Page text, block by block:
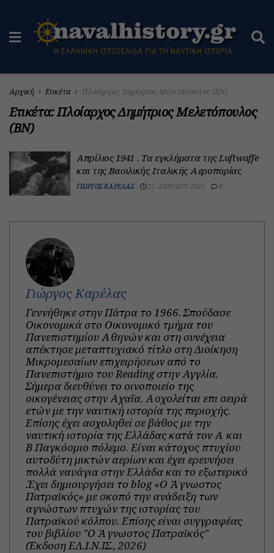
Αρχική Ετικέτα Πλοίαρχος Δημήτριος Μελετόπουλος (ΒΝ)
Ετικέτα:Πλοίαρχος Δημήτριος Μελετόπουλος
(ΒΝ)
Απρίλιος 1941 . Τα εγκλήματα της Luftwaffe
και της Βασιλικής Ιταλικής Αεροπορίας
ΓΙΏΡΓΟΣ ΚΑΡΈΛΑΣ 22 ΑΠΡΙΛΊΟΥ 2025 0
Γιώργος Καρέλας
Γεννήθηκε στην Πάτρα το 1966. Σπούδασε
Οικονομικά στο Οικονομικό τμήμα του
Πανεπιστημίου Αθηνών και στη συνέχεια
απέκτησε μεταπτυχιακό τίτλο στη Διοίκηση
Μικρομεσαίων επιχειρήσεων από το
Πανεπιστήμιο του Reading στην Αγγλία.
Σήμερα διευθύνει το οινοποιείο της
οικογένειας στην Αχαΐα. Ασχολείται επι σειρά
ετών με την ναυτική ιστορία της περιοχής.
Επίσης έχει ασχοληθεί σε βάθος με την
ναυτική ιστορία της Ελλάδας κατά τον Α και
Β Παγκόσμιο πόλεμο. Είναι κάτοχος πτυχίου
αυτοδύτη μικτών αερίων και έχει ερευνήσει
πολλά ναυάγια στην Ελλάδα και το εξωτερικό
.Έχει δημιουργήσει το blog «Ο Άγνωστος
Πατραϊκός» με σκοπό την ανάδειξη των
αγνώστων πτυχών της ιστορίας του
Πατραϊκού κόλπου. Επίσης είναι συγγραφέας
του βιβλίου "Ο Άγνωστος Πατραϊκός"
(Έκδοση ΕΛ.Ι.Ν.ΙΣ., 2026)